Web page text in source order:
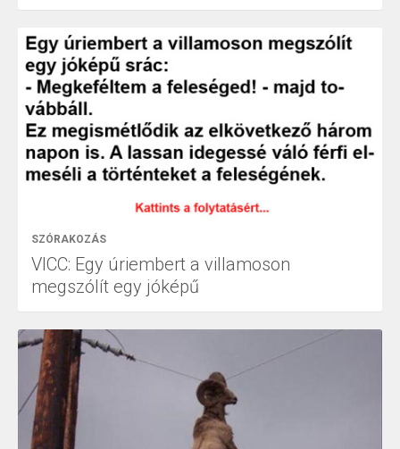
SZÓRAKOZÁS
VICC: Egy úriembert a villamoson
megszólít egy jóképű